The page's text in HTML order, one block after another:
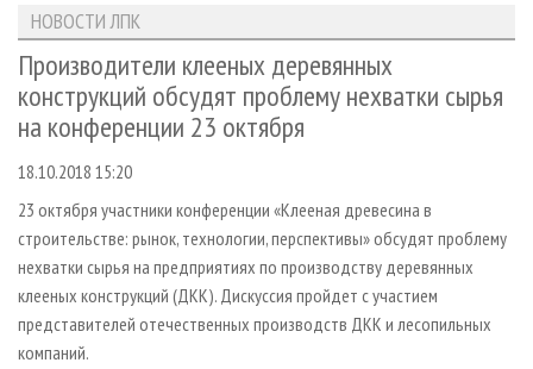
ЛЕСОЗАГОТОВКА
ЛЕСОПИЛЕНИЕ
ДЕРЕВООБРАБОТКА
СУШКА ДРЕВЕСИНЫ
ПРОИЗВОДСТВО ДРЕВЕСНЫХ ПЛИТ
ДЕРЕВЯННОЕ ДОМОСТРОЕНИЕ
ПРОИЗВОДСТВО МЕБЕЛИ
БИОЭНЕРГЕТИКА
ЦБП
НОВОСТИ ЛПК
НОВОСТИ ЖУРНАЛА
НОВОСТИ КОМПАНИЙ
АНАЛИТИКА
ПРЕДПРИЯТИЯ ЛПК
ЛЕСНЫЕ РЕГИОНЫ РОССИИ
ПЕРСОНЫ
МОБИЛЬНЫЕ ВЫСТАВКИ
ОФИЦИАЛЬНЫЕ ДЕЛЕГАЦИИ
ПРИОРИТЕТНЫЕ ИНВЕСТПРОЕКТЫ
RUSSIAN FORESTRY REVIEW
ГАЗЕТА ЛЕСПРОМФОРУМ
АРХИВ
АРХИВ ЖУРНАЛОВ
СТАТЬИ
О ЖУРНАЛЕ
ПОДПИСКА
КОНТАКТЫ
РЕКЛАМОДАТЕЛЯМ
РЕКЛАМА
РЕКЛАМА НА САЙТЕ
НОВОСТИ ЛПК
Производители клееных деревянных
конструкций обсудят проблему нехватки сырья
на конференции 23 октября
18.10.2018 15:20
23 октября участники конференции «Клееная древесина в
строительстве: рынок, технологии, перспективы» обсудят проблему
нехватки сырья на предприятиях по производству деревянных
клееных конструкций (ДКК). Дискуссия пройдет с участием
представителей отечественных производств ДКК и лесопильных
компаний.